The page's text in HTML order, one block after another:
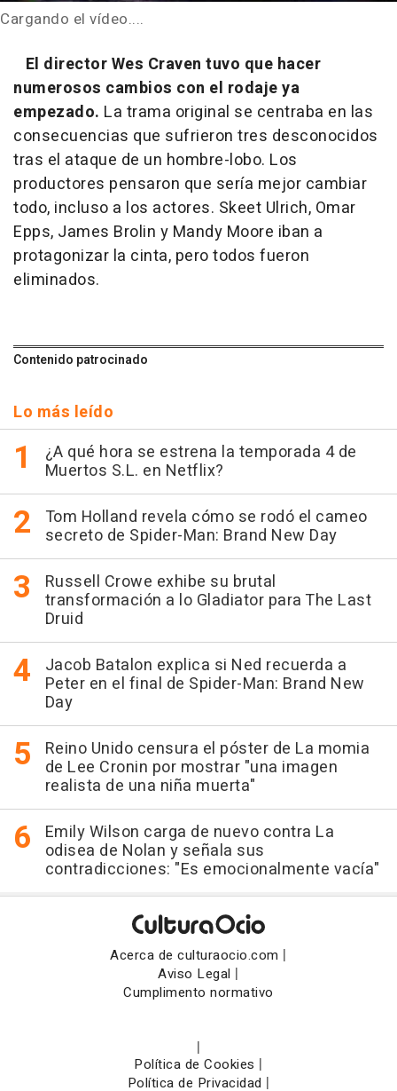
Cargando el vídeo....
El director Wes Craven tuvo que hacer
numerosos cambios con el rodaje ya
empezado. La trama original se centraba en las
consecuencias que sufrieron tres desconocidos
tras el ataque de un hombre-lobo. Los
productores pensaron que sería mejor cambiar
todo, incluso a los actores. Skeet Ulrich, Omar
Epps, James Brolin y Mandy Moore iban a
protagonizar la cinta, pero todos fueron
eliminados.
Contenido patrocinado
Lo más leído
¿A qué hora se estrena la temporada 4 de
Muertos S.L. en Netflix?
Tom Holland revela cómo se rodó el cameo
secreto de Spider-Man: Brand New Day
Russell Crowe exhibe su brutal
transformación a lo Gladiator para The Last
Druid
Jacob Batalon explica si Ned recuerda a
Peter en el final de Spider-Man: Brand New
Day
Reino Unido censura el póster de La momia
de Lee Cronin por mostrar "una imagen
realista de una niña muerta"
Emily Wilson carga de nuevo contra La
odisea de Nolan y señala sus
contradicciones: "Es emocionalmente vacía"
Acerca de culturaocio.com |
Aviso Legal |
Cumplimento normativo
|
Política de Cookies |
Política de Privacidad |